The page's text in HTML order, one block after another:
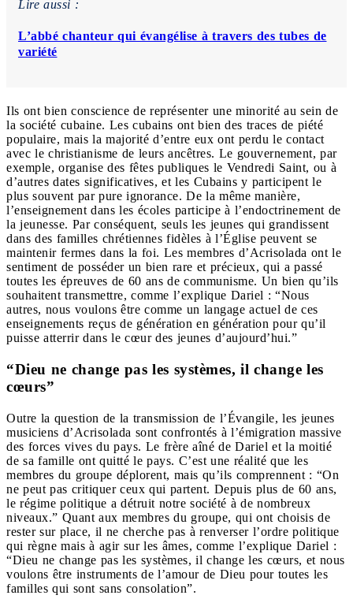
Lire aussi :
L’abbé chanteur qui évangélise à travers des tubes de
variété
Ils ont bien conscience de représenter une minorité au sein de
la société cubaine. Les cubains ont bien des traces de piété
populaire, mais la majorité d’entre eux ont perdu le contact
avec le christianisme de leurs ancêtres. Le gouvernement, par
exemple, organise des fêtes publiques le Vendredi Saint, ou à
d’autres dates significatives, et les Cubains y participent le
plus souvent par pure ignorance. De la même manière,
l’enseignement dans les écoles participe à l’endoctrinement de
la jeunesse. Par conséquent, seuls les jeunes qui grandissent
dans des familles chrétiennes fidèles à l’Église peuvent se
maintenir fermes dans la foi. Les membres d’Acrisolada ont le
sentiment de posséder un bien rare et précieux, qui a passé
toutes les épreuves de 60 ans de communisme. Un bien qu’ils
souhaitent transmettre, comme l’explique Dariel : “Nous
autres, nous voulons être comme un langage actuel de ces
enseignements reçus de génération en génération pour qu’il
puisse atterrir dans le cœur des jeunes d’aujourd’hui.”
“Dieu ne change pas les systèmes, il change les
cœurs”
Outre la question de la transmission de l’Évangile, les jeunes
musiciens d’Acrisolada sont confrontés à l’émigration massive
des forces vives du pays. Le frère aîné de Dariel et la moitié
de sa famille ont quitté le pays. C’est une réalité que les
membres du groupe déplorent, mais qu’ils comprennent : “On
ne peut pas critiquer ceux qui partent. Depuis plus de 60 ans,
le régime politique a détruit notre société à de nombreux
niveaux.” Quant aux membres du groupe, qui ont choisis de
rester sur place, il ne cherche pas à renverser l’ordre politique
qui règne mais à agir sur les âmes, comme l’explique Dariel :
“Dieu ne change pas les systèmes, il change les cœurs, et nous
voulons être instruments de l’amour de Dieu pour toutes les
familles qui sont sans consolation”.